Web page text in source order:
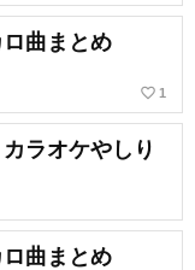
ロ曲まとめ
favorite_border 1
ラオケやしり
ロ曲まとめ